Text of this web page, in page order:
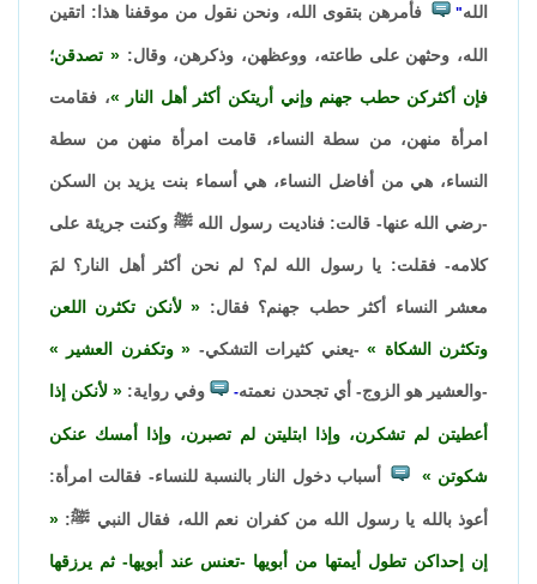
الله" فأمرهن بتقوى الله، ونحن نقول من موقفنا هذا: اتقين
الله، وحثهن على طاعته، ووعظهن، وذكرهن، وقال: تصدقن؛
فإن أكثركن حطب جهنم وإني أريتكن أكثر أهل النار ، فقامت
امرأة منهن، من سطة النساء، قامت امرأة منهن من سطة
النساء، هي من أفاضل النساء، هي أسماء بنت يزيد بن السكن
-رضي الله عنها- قالت: فناديت رسول الله ﷺ وكنت جريئة على
كلامه- فقلت: يا رسول الله لم؟ لم نحن أكثر أهل النار؟ لمَ
معشر النساء أكثر حطب جهنم؟ فقال: لأنكن تكثرن اللعن
وتكثرن الشكاة -يعني كثيرات التشكي- وتكفرن العشير
-والعشير هو الزوج- أي تجحدن نعمته- وفي رواية: لأنكن إذا
أعطيتن لم تشكرن، وإذا ابتليتن لم تصبرن، وإذا أمسك عنكن
شكوتن أسباب دخول النار بالنسبة للنساء- فقالت امرأة:
أعوذ بالله يا رسول الله من كفران نعم الله، فقال النبي ﷺ:
إن إحداكن تطول أيمتها من أبويها -تعنس عند أبويها- ثم يرزقها